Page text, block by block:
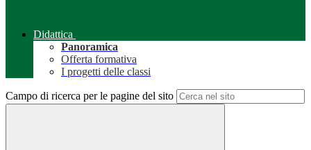
Didattica
Panoramica
Offerta formativa
I progetti delle classi
Campo di ricerca per le pagine del sito